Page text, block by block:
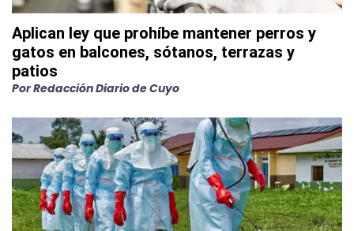
Aplican ley que prohíbe mantener perros y
gatos en balcones, sótanos, terrazas y
patios
PorRedacción Diario de Cuyo